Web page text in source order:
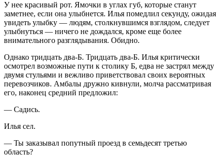
У нее красивый рот. Ямочки в углах губ, которые станут
заметнее, если она улыбнется. Илья помедлил секунду, ожидая
увидеть улыбку — людям, столкнувшимся взглядом, следует
улыбнуться — ничего не дождался, кроме еще более
внимательного разглядывания. Обидно.
Однако тридцать два-Б. Тридцать два-Б. Илья критически
осмотрел возможные пути к столику Б, едва не застрял между
двумя стульями и вежливо приветствовал своих вероятных
перевозчиков. Амбалы дружно кивнули, молча рассматривая
его, наконец средний предложил:
— Садись.
Илья сел.
— Ты заказывал попутный проезд в семьдесят третью
область?